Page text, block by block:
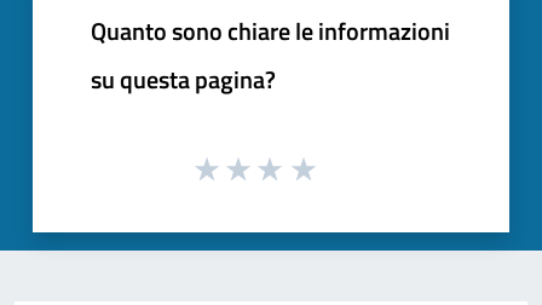
Quanto sono chiare le informazioni
su questa pagina?